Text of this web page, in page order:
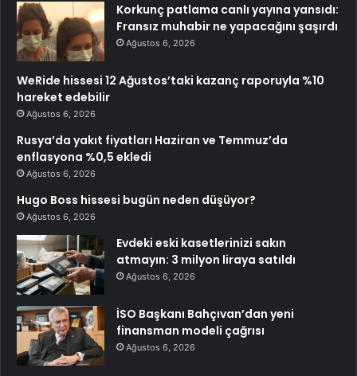
Korkunç patlama canlı yayına yansıdı:
Fransız muhabir ne yapacağını şaşırdı
Ağustos 6, 2026
WeRide hissesi 12 Ağustos’taki kazanç raporuyla %10
hareket edebilir
Ağustos 6, 2026
Rusya’da yakıt fiyatları Haziran ve Temmuz’da
enflasyona %0,5 ekledi
Ağustos 6, 2026
Hugo Boss hissesi bugün neden düşüyor?
Ağustos 6, 2026
Evdeki eski kasetlerinizi sakın
atmayın: 3 milyon liraya satıldı
Ağustos 6, 2026
İSO Başkanı Bahçıvan’dan yeni
finansman modeli çağrısı
Ağustos 6, 2026